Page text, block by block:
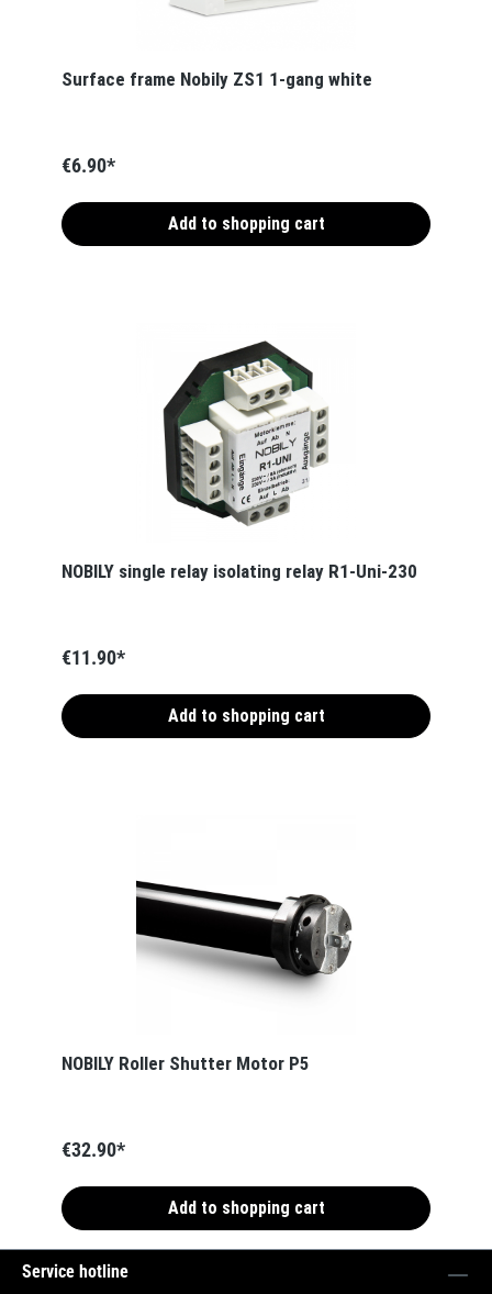
Surface frame Nobily ZS1 1-gang white
€6.90*
Add to shopping cart
NOBILY single relay isolating relay R1-Uni-230
€11.90*
Add to shopping cart
NOBILY Roller Shutter Motor P5
€32.90*
Add to shopping cart
Service hotline